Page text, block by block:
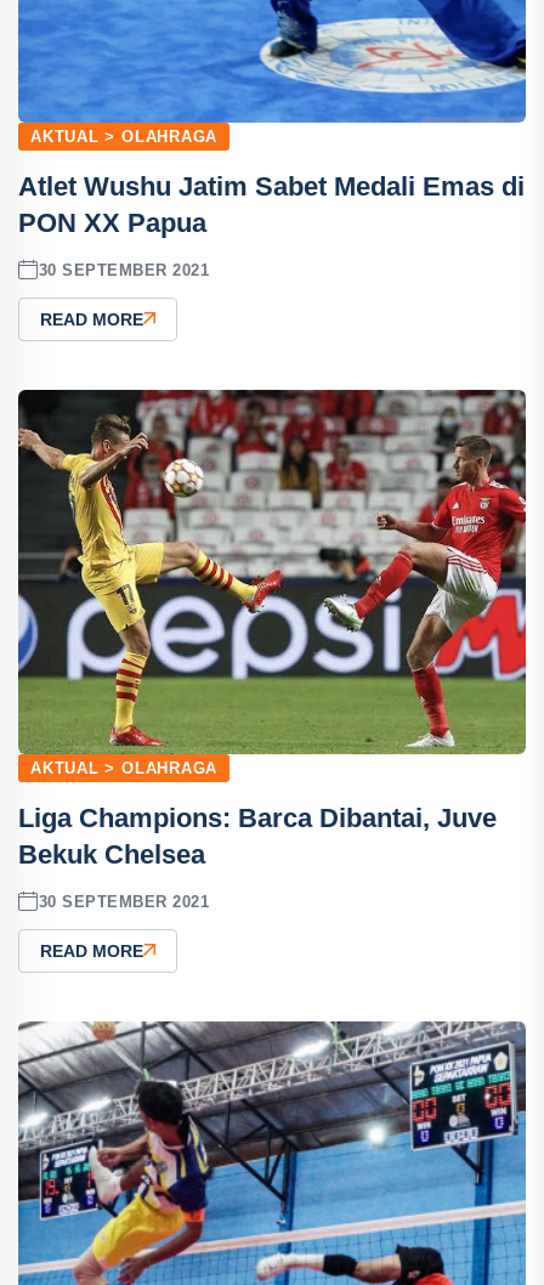
AKTUAL > OLAHRAGA
Atlet Wushu Jatim Sabet Medali Emas di
PON XX Papua
30 SEPTEMBER 2021
READ MORE
AKTUAL > OLAHRAGA
Liga Champions: Barca Dibantai, Juve
Bekuk Chelsea
30 SEPTEMBER 2021
READ MORE